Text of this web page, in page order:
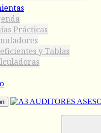
Prácticas
y Tablas